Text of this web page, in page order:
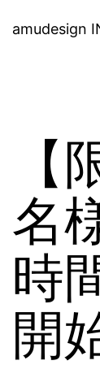
キ
ッ
プ
amudesign
【
名
時
開